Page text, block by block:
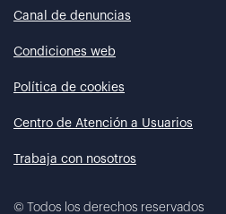
Canal de denuncias
Condiciones web
Política de cookies
Centro de Atención a Usuarios
Trabaja con nosotros
© Todos los derechos reservados